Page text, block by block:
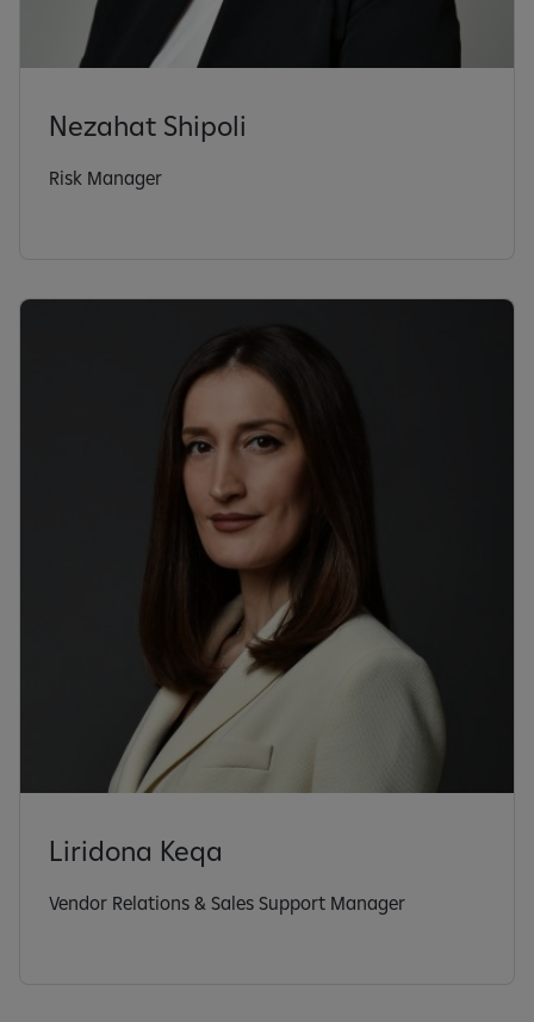
Nezahat Shipoli
Risk Manager
Liridona Keqa
Vendor Relations & Sales Support Manager